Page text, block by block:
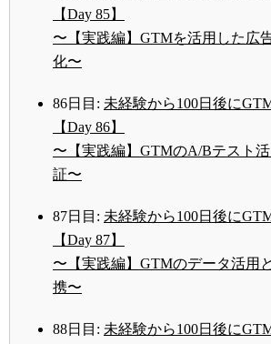
【Day 85】
〜【実践編】GTMを活用した広
化〜
86日目: 未経験から100日後に
【Day 86】
〜【実践編】GTMのA/Bテスト
証〜
87日目: 未経験から100日後に
【Day 87】
〜【実践編】GTMのデータ活用
携〜
88日目: 未経験から100日後に